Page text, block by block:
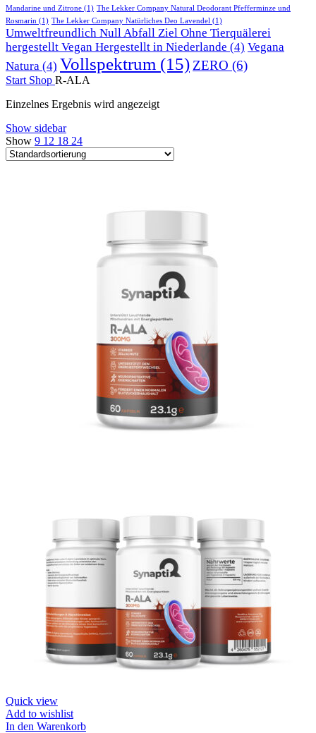
Mandarine und Zitrone (1) The Lekker Company Natural Deodorant Pfefferminze und
Rosmarin (1) The Lekker Company Natürliches Deo Lavendel (1)
Umweltfreundlich Null Abfall Ziel Ohne Tierquälerei
hergestellt Vegan Hergestellt in Niederlande (4) Vegana
Natura (4) Vollspektrum (15) ZERO (6)
Start Shop R-ALA
Einzelnes Ergebnis wird angezeigt
Show sidebar
Show 9 12 18 24
Quick view
Add to wishlist
In den Warenkorb